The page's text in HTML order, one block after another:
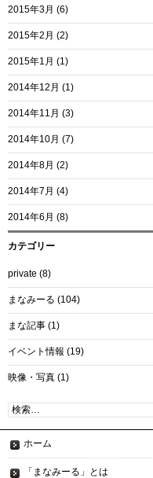
2015年3月 (6)
2015年2月 (2)
2015年1月 (1)
2014年12月 (1)
2014年11月 (3)
2014年10月 (7)
2014年8月 (2)
2014年7月 (4)
2014年6月 (8)
カテゴリー
private (8)
まなみーる (104)
まな記事 (1)
イベント情報 (19)
映像・写真 (1)
検
索:
ホーム
「まなみーる」とは